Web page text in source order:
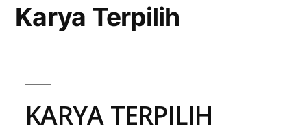
Karya Terpilih
KARYA TERPILIH